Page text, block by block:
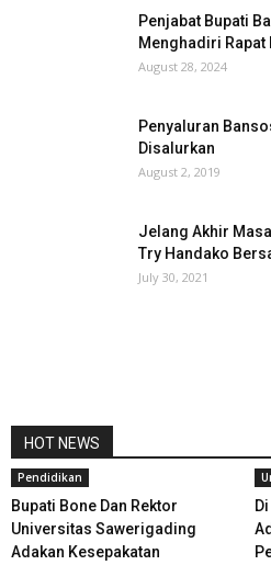
Penjabat Bupati
Menghadiri Rapat
August 28, 2024
Penyaluran
Disalurkan
August 2, 2019
Jelang Akhir
Try Handako
July 30, 2021
HOT NEWS
Pendidikan
Bupati Bone Dan Rektor
Universitas Sawerigading
Adakan Kesepakatan